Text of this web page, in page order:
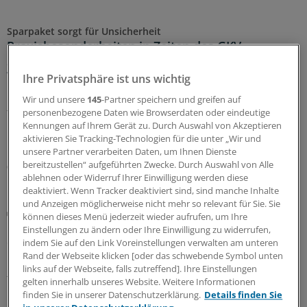
Sparpaket sorgt für Unsicherheit
Praxisbesonderheiten in Zeiten des GKV-
Woche geben
Ein Passus des Beitragssatzstabilisierungsgesetz sorgt
für Unruhe unter Ärztinnen und Ärzten. Stehen die
Praxisbesonderheiten auf der Kippe? Oder eher doch
nicht? Kassenärzte und Krankenkassen verhandeln.
06.08.2026
Seltene
Fünf Orphan-Bewertungen: Zusatznutzen nicht
quantifizierbar
Der Gemeinsame Bundesausschuss musste über gleich
fünf Orphan Drugs entscheiden: Bei keinem Arzneimittel
konnte ein Zusatznutzen festgestellt werden.
Ihre Privatsphäre ist uns wichtig
Wir und unsere 145-Partner speichern und greifen auf
personenbezogene Daten wie Browserdaten oder eindeutige
Kennungen auf Ihrem Gerät zu. Durch Auswahl von Akzeptieren
aktivieren Sie Tracking-Technologien für die unter „Wir und
unsere Partner verarbeiten Daten, um Ihnen Dienste
bereitzustellen“ aufgeführten Zwecke. Durch Auswahl von Alle
ablehnen oder Widerruf Ihrer Einwilligung werden diese
deaktiviert. Wenn Tracker deaktiviert sind, sind manche Inhalte
und Anzeigen möglicherweise nicht mehr so relevant für Sie. Sie
können dieses Menü jederzeit wieder aufrufen, um Ihre
Einstellungen zu ändern oder Ihre Einwilligung zu widerrufen,
indem Sie auf den Link Voreinstellungen verwalten am unteren
Rand der Webseite klicken [oder das schwebende Symbol unten
links auf der Webseite, falls zutreffend]. Ihre Einstellungen
gelten innerhalb unseres Website. Weitere Informationen
finden Sie in unserer Datenschutzerklärung. Details finden Sie